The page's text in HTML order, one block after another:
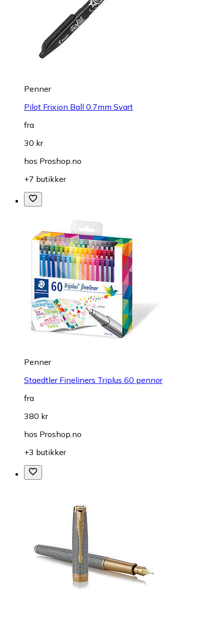
Penner
Pilot Frixion Ball 0.7mm Svart
fra
30 kr
hos Proshop.no
+7 butikker
Penner
Staedtler Fineliners Triplus 60 pennor
fra
380 kr
hos Proshop.no
+3 butikker